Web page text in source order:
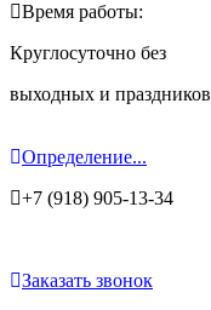
Время работы:
Круглосуточно без
выходных и праздников
Определение...
+7 (918) 905-13-34
Заказать звонок